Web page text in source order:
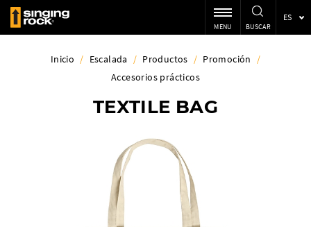
ES
MENU BUSCAR
Inicio / Escalada / Productos / Promoción
/
Accesorios prácticos
TEXTILE BAG